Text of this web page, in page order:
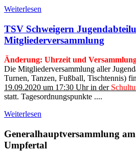
Weiterlesen
TSV Schweigern
Mitgliederversammlung
Änderung: Uhrzeit und
Die Mitgliederversammlung aller
Turnen, Tanzen, Fußball, Tischtennis)
19.09.2020 um 17:30 Uhr in der
statt. Tagesordnungspunkte ....
Weiterlesen
Generalhauptversammlung
Umpfertal